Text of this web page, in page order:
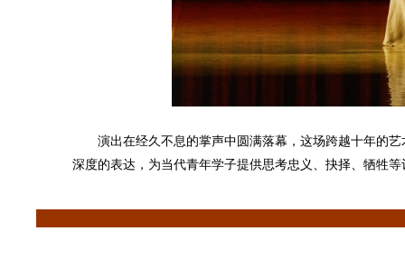
演出在经久不息的掌声中圆满落幕，这场跨越十年的
深度的表达，为当代青年学子提供思考忠义、抉择、牺牲